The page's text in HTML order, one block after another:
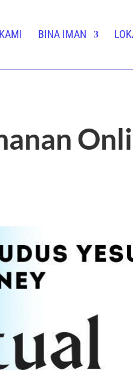
BINA IMAN